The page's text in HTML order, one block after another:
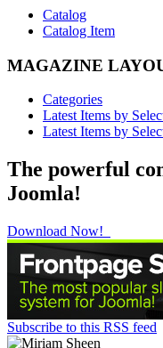
Catalog
Catalog Item
MAGAZINE
Categories
Latest Items by
Latest Items by
The powerful
Joomla!
Download Now!
Subscribe to this RSS feed